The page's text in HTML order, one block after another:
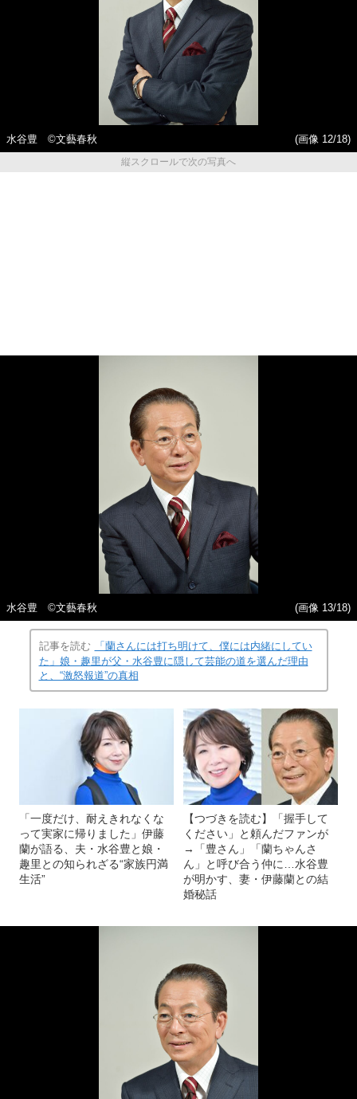
水谷豊 ©︎文藝春秋
(画像 12/18)
縦スクロールで次の写真へ
水谷豊 ©︎文藝春秋 (画像 13/18)
記事を読む
「蘭さんには打ち明けて、僕には内緒にしてい
た」娘・趣里が父・水谷豊に隠して芸能の道を選んだ理由
と、“激怒報道”の真相
「一度だけ、耐えきれなくな
って実家に帰りました」伊藤
蘭が語る、夫・水谷豊と娘・
趣里との知られざる“家族円満
生活”
【つづきを読む】「握手して
ください」と頼んだファンが
→「豊さん」「蘭ちゃんさ
ん」と呼び合う仲に…水谷豊
が明かす、妻・伊藤蘭との結
婚秘話